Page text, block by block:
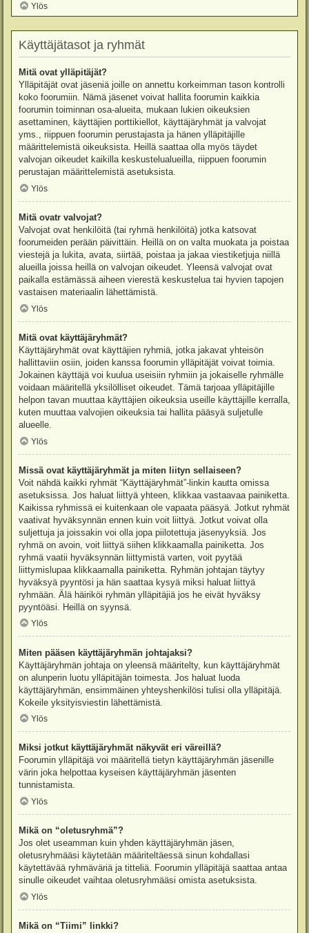
Ylös
Käyttäjätasot ja ryhmät
Mitä ovat ylläpitäjät?
Ylläpitäjät ovat jäseniä joille on annettu korkeimman tason kontrolli
koko foorumiin. Nämä jäsenet voivat hallita foorumin kaikkia
foorumin toiminnan osa-alueita, mukaan lukien oikeuksien
asettaminen, käyttäjien porttikiellot, käyttäjäryhmät ja valvojat
yms., riippuen foorumin perustajasta ja hänen ylläpitäjille
määrittelemistä oikeuksista. Heillä saattaa olla myös täydet
valvojan oikeudet kaikilla keskustelualueilla, riippuen foorumin
perustajan määrittelemistä asetuksista.
Ylös
Mitä ovatr valvojat?
Valvojat ovat henkilöitä (tai ryhmä henkilöitä) jotka katsovat
foorumeiden perään päivittäin. Heillä on on valta muokata ja poistaa
viestejä ja lukita, avata, siirtää, poistaa ja jakaa viestiketjuja niillä
alueilla joissa heillä on valvojan oikeudet. Yleensä valvojat ovat
paikalla estämässä aiheen vierestä keskustelua tai hyvien tapojen
vastaisen materiaalin lähettämistä.
Ylös
Mitä ovat käyttäjäryhmät?
Käyttäjäryhmät ovat käyttäjien ryhmiä, jotka jakavat yhteisön
hallittaviin osiin, joiden kanssa foorumin ylläpitäjät voivat toimia.
Jokainen käyttäjä voi kuulua useisiin ryhmiin ja jokaiselle ryhmälle
voidaan määritellä yksilölliset oikeudet. Tämä tarjoaa ylläpitäjille
helpon tavan muuttaa käyttäjien oikeuksia useille käyttäjille kerralla,
kuten muuttaa valvojien oikeuksia tai hallita pääsyä suljetulle
alueelle.
Ylös
Missä ovat käyttäjäryhmät ja miten liityn sellaiseen?
Voit nähdä kaikki ryhmät “Käyttäjäryhmät”-linkin kautta omissa
asetuksissa. Jos haluat liittyä yhteen, klikkaa vastaavaa painiketta.
Kaikissa ryhmissä ei kuitenkaan ole vapaata pääsyä. Jotkut ryhmät
vaativat hyväksynnän ennen kuin voit liittyä. Jotkut voivat olla
suljettuja ja joissakin voi olla jopa piilotettuja jäsenyyksiä. Jos
ryhmä on avoin, voit liittyä siihen klikkaamalla painiketta. Jos
ryhmä vaatii hyväksynnän liittymistä varten, voit pyytää
liittymislupaa klikkaamalla painiketta. Ryhmän johtajan täytyy
hyväksyä pyyntösi ja hän saattaa kysyä miksi haluat liittyä
ryhmään. Älä häiriköi ryhmän ylläpitäjiä jos he eivät hyväksy
pyyntöäsi. Heillä on syynsä.
Ylös
Miten pääsen käyttäjäryhmän johtajaksi?
Käyttäjäryhmän johtaja on yleensä määritelty, kun käyttäjäryhmät
on alunperin luotu ylläpitäjän toimesta. Jos haluat luoda
käyttäjäryhmän, ensimmäinen yhteyshenkilösi tulisi olla ylläpitäjä.
Kokeile yksityisviestin lähettämistä.
Ylös
Miksi jotkut käyttäjäryhmät näkyvät eri väreillä?
Foorumin ylläpitäjä voi määritellä tietyn käyttäjäryhmän jäsenille
värin joka helpottaa kyseisen käyttäjäryhmän jäsenten
tunnistamista.
Ylös
Mikä on “oletusryhmä”?
Jos olet useamman kuin yhden käyttäjäryhmän jäsen,
oletusryhmääsi käytetään määriteltäessä sinun kohdallasi
käytettävää ryhmäväriä ja titteliä. Foorumin ylläpitäjä saattaa antaa
sinulle oikeudet vaihtaa oletusryhmääsi omista asetuksista.
Ylös
Mikä on “Tiimi” linkki?